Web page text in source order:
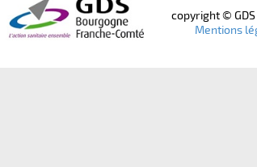
copyright ©
Mentions